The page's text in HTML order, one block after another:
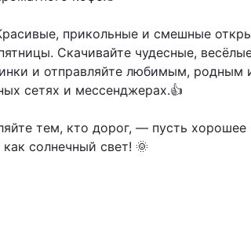
прикольные и смешные
Скачивайте чудесные,
и отправляйте любимым, родным
сетях и мессенджерах.👍
тем, кто дорог, — пусть хорошее
солнечный свет! 🌞